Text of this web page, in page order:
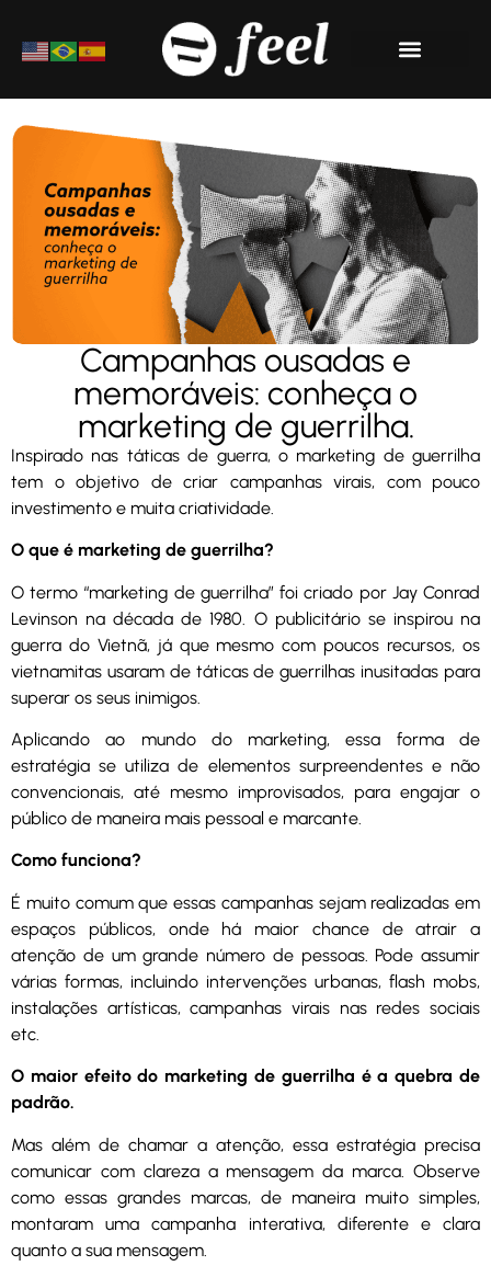
Campanhas ousadas e
memoráveis: conheça o
marketing de guerrilha.
Inspirado nas táticas de guerra, o marketing de guerrilha
tem o objetivo de criar campanhas virais, com pouco
investimento e muita criatividade.
O que é marketing de guerrilha?
O termo “marketing de guerrilha” foi criado por Jay Conrad
Levinson na década de 1980. O publicitário se inspirou na
guerra do Vietnã, já que mesmo com poucos recursos, os
vietnamitas usaram de táticas de guerrilhas inusitadas para
superar os seus inimigos.
Aplicando ao mundo do marketing, essa forma de
estratégia se utiliza de elementos surpreendentes e não
convencionais, até mesmo improvisados, para engajar o
público de maneira mais pessoal e marcante.
Como funciona?
É muito comum que essas campanhas sejam realizadas em
espaços públicos, onde há maior chance de atrair a
atenção de um grande número de pessoas. Pode assumir
várias formas, incluindo intervenções urbanas, flash mobs,
instalações artísticas, campanhas virais nas redes sociais
etc.
O maior efeito do marketing de guerrilha é a quebra de
padrão.
Mas além de chamar a atenção, essa estratégia precisa
comunicar com clareza a mensagem da marca. Observe
como essas grandes marcas, de maneira muito simples,
montaram uma campanha interativa, diferente e clara
quanto a sua mensagem.